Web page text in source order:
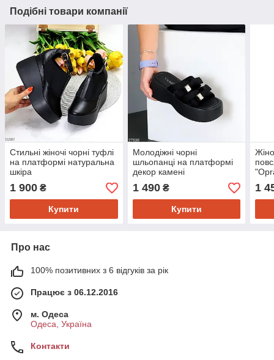
Подібні товари компанії
Стильні жіночі чорні туфлі
на платформі натуральна
шкіра
1 900 ₴
Купити
Молодіжні чорні
шльопанці на платформі
декор камені
1 490₴
Купити
1
Про нас
100% позитивних з 6 відгуків за рік
Працює з 06.12.2016
м. Одеса
Одеса, Україна
Контакти